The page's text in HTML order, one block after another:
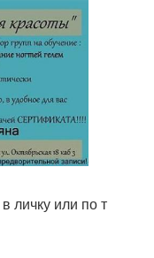
личку или по т